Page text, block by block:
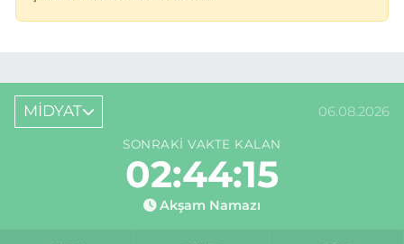
MİDYAT 06.08.2026
SONRAKI VAKTE KALAN
02:44:15
Akşam Namazı